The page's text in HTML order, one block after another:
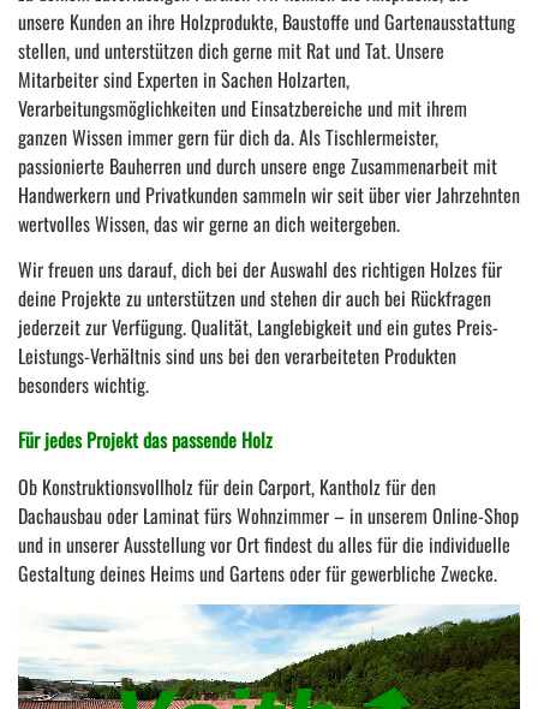
unsere Kunden an ihre Holzprodukte, Baustoffe und Gartenausstattung
stellen, und unterstützen dich gerne mit Rat und Tat. Unsere
Mitarbeiter sind Experten in Sachen Holzarten,
Verarbeitungsmöglichkeiten und Einsatzbereiche und mit ihrem
ganzen Wissen immer gern für dich da. Als Tischlermeister,
passionierte Bauherren und durch unsere enge Zusammenarbeit mit
Handwerkern und Privatkunden sammeln wir seit über vier Jahrzehnten
wertvolles Wissen, das wir gerne an dich weitergeben.
Wir freuen uns darauf, dich bei der Auswahl des richtigen Holzes für
deine Projekte zu unterstützen und stehen dir auch bei Rückfragen
jederzeit zur Verfügung. Qualität, Langlebigkeit und ein gutes Preis-
Leistungs-Verhältnis sind uns bei den verarbeiteten Produkten
besonders wichtig.
Für jedes Projekt das passende Holz
Ob Konstruktionsvollholz für dein Carport, Kantholz für den
Dachausbau oder Laminat fürs Wohnzimmer – in unserem Online-Shop
und in unserer Ausstellung vor Ort findest du alles für die individuelle
Gestaltung deines Heims und Gartens oder für gewerbliche Zwecke.